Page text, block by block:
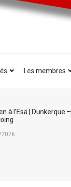
Les membres
à l’Esä | Dunkerque –